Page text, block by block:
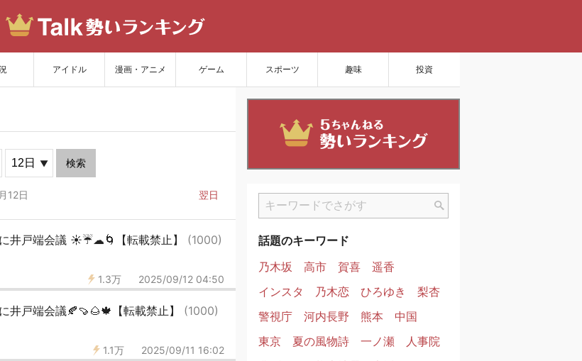
アイドル 漫画・アニメ ゲーム スポーツ 趣味 投資
を更新
検索
12日 翌日
井戸端会議 ☀☔☁🌀【転載禁止】 (1000)
1.3万 2025/09/12 04:50
井戸端会議🍂🍠🌰🍁【転載禁止】 (1000)
1.1万 2025/09/11 16:02
話題のキーワード
乃木坂
高市 賀喜
遥香
インスタ
乃木恋 ひろゆき
梨杏
警視庁
河内長野 熊本
中国
東京
夏の風物詩 一ノ瀬
人事院